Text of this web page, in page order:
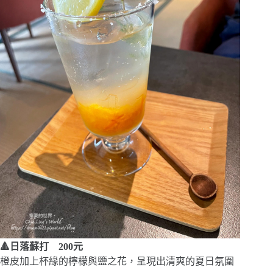
🔺日落蘇打 200元
橙皮加上杯緣的檸檬與鹽之花，呈現出清爽的夏日氛圍